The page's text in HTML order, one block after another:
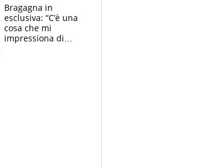
l'alleanza con
Donnarumma
Bragagna in
esclusiva: “C’è una
cosa che mi
impressiona di